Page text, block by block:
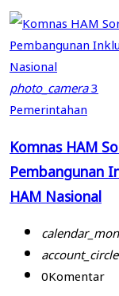
photo_camera3
Pemerintahan
Komnas HAM
Pembangunan
HAM Nasional
account_circle
0Komentar